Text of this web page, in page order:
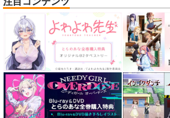
nanka A kanji no titl
ハイパーソニックソウ
ル
2,200円（税込）
Fate/Grand Order
インドラ
近藤勇
作って食べよう陸軍
飯-野外炊事・携行食
編-
シオサイ。
専売 1,100円（税込）
ミリタリー